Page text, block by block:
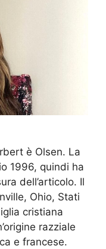
è Olsen. La
1996, quindi ha
dell’articolo. Il
Ohio, Stati
cristiana
razziale
e francese.